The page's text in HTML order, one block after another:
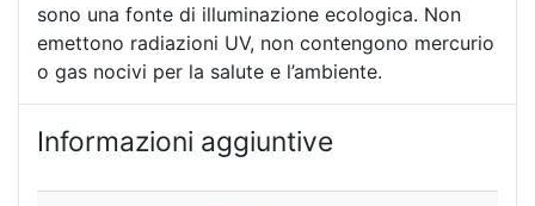
sono una fonte di illuminazione ecologica. Non
emettono radiazioni UV, non contengono mercurio
o gas nocivi per la salute e l’ambiente.
Informazioni aggiuntive